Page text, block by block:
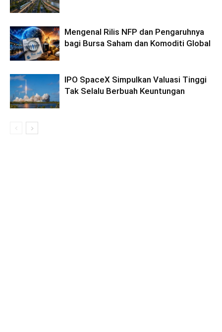
Mengenal Rilis NFP dan Pengaruhnya
bagi Bursa Saham dan Komoditi Global
IPO SpaceX Simpulkan Valuasi Tinggi
Tak Selalu Berbuah Keuntungan